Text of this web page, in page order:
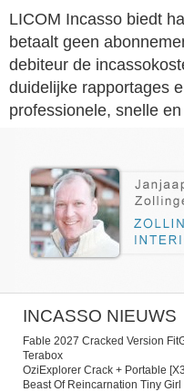
LICOM Incasso biedt
betaalt geen
debiteur de
duidelijke rapportages
professionele, snelle
INCASSO NIEUWS
Fable 2027 Cracked Version
Terabox
OziExplorer Crack + Portable
Beast Of Reincarnation Tiny